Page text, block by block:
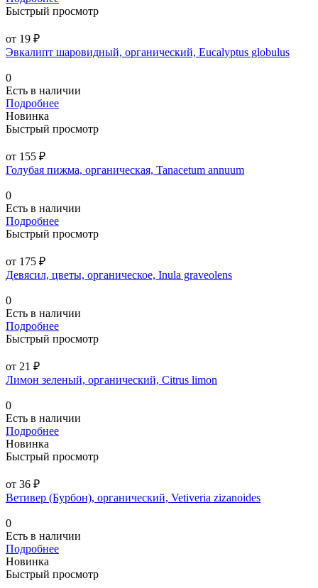
Быстрый просмотр
от 19 ₽
Эвкалипт шаровидный, органический, Eucalyptus globulus
0
Есть в наличии
Подробнее
Новинка
Быстрый просмотр
от 155 ₽
Голубая пижма, органическая, Tanacetum annuum
0
Есть в наличии
Подробнее
Быстрый просмотр
от 175 ₽
Девясил, цветы, органическое, Inula graveolens
0
Есть в наличии
Подробнее
Быстрый просмотр
от 21 ₽
Лимон зеленый, органический, Citrus limon
0
Есть в наличии
Подробнее
Новинка
Быстрый просмотр
от 36 ₽
Ветивер (Бурбон), органический, Vetiveria zizanoides
0
Есть в наличии
Подробнее
Новинка
Быстрый просмотр